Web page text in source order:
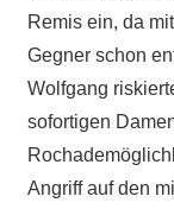
Remis ein, da
Gegner schon
Wolfgang
sofortigen
Angriff auf den